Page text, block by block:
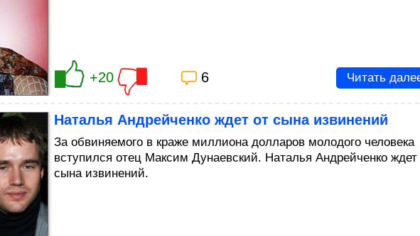
+20 6 Читать
Наталья Андрейченко ждет от сына извинений
За обвиняемого в краже миллиона долларов молодого человека
вступился отец Максим Дунаевский. Наталья Андрейченко ждет
сына извинений.